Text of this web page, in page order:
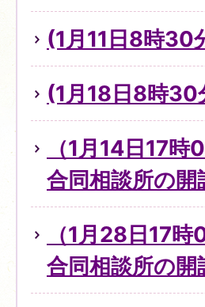
(1月11日8時30
(1月18日8時30
（1月14日17
合同相談所の開
（1月28日17
合同相談所の開